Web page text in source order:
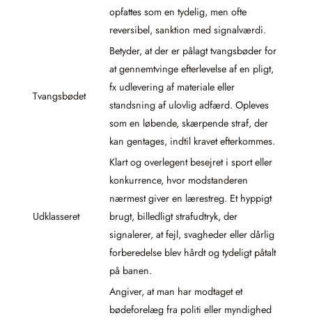
opfattes som en tydelig, men ofte
reversibel, sanktion med signalværdi.
Tvangsbødet
Betyder, at der er pålagt tvangsbøder for
at gennemtvinge efterlevelse af en pligt,
fx udlevering af materiale eller
standsning af ulovlig adfærd. Opleves
som en løbende, skærpende straf, der
kan gentages, indtil kravet efterkommes.
Udklasseret
Klart og overlegent besejret i sport eller
konkurrence, hvor modstanderen
nærmest giver en lærestreg. Et hyppigt
brugt, billedligt strafudtryk, der
signalerer, at fejl, svagheder eller dårlig
forberedelse blev hårdt og tydeligt påtalt
på banen.
Angiver, at man har modtaget et
bødeforelæg fra politi eller myndighed